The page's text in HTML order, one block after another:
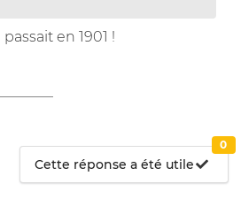
en 1901 !
Cette réponse a été utile
0